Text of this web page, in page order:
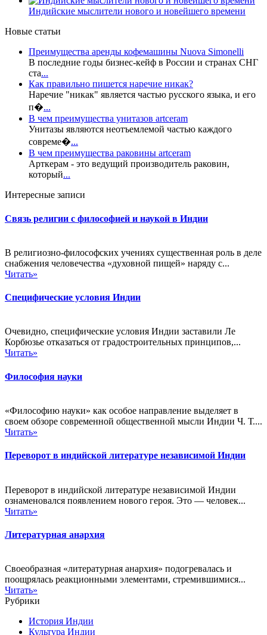
Индийские мыслители нового и новейшего времени
Новые статьи
Преимущества аренды кофемашины Nuova Simonelli
В последние годы бизнес-кейф в России и странах СНГ
ста...
Как правильно пишется наречие никак?
Наречие "никак" является частью русского языка, и его
п�...
В чем преимущества унитазов artceram
Унитазы являются неотъемлемой частью каждого
совреме�...
В чем преимущества раковины artceram
Арткерам - это ведущий производитель раковин,
который...
Интересные записи
Связь религии с философией и наукой в Индии
В религиозно-философских учениях существенная роль в деле
снабжения человечества «духовной пищей» наряду с...
Читать»
Специфические условия Индии
Очевидно, специфические условия Индии заставили Ле
Корбюзье отказаться от градостроительных принципов,...
Читать»
Философия науки
«Философию науки» как особое направление выделяет в
своем обзоре современной общественной мысли Индии Ч. Т....
Читать»
Переворот в индийской литературе независимой Индии
Переворот в индийской литературе независимой Индии
ознаменовался появлением нового героя. Это — человек...
Читать»
Литературная анархия
Своеобразная «литературная анархия» подогревалась и
поощрялась реакционными элементами, стремившимися...
Читать»
Рубрики
История Индии
Культура Индии